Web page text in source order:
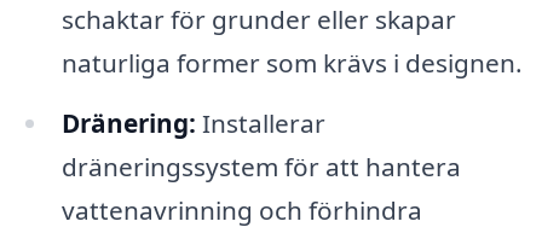
schaktar för grunder eller skapar
naturliga former som krävs i designen.
Dränering: Installerar
dräneringssystem för att hantera
vattenavrinning och förhindra